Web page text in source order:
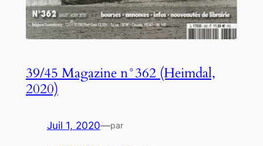
39/45 Magazine n°362 (Heimdal,
2020)
Juil 1, 2020—par